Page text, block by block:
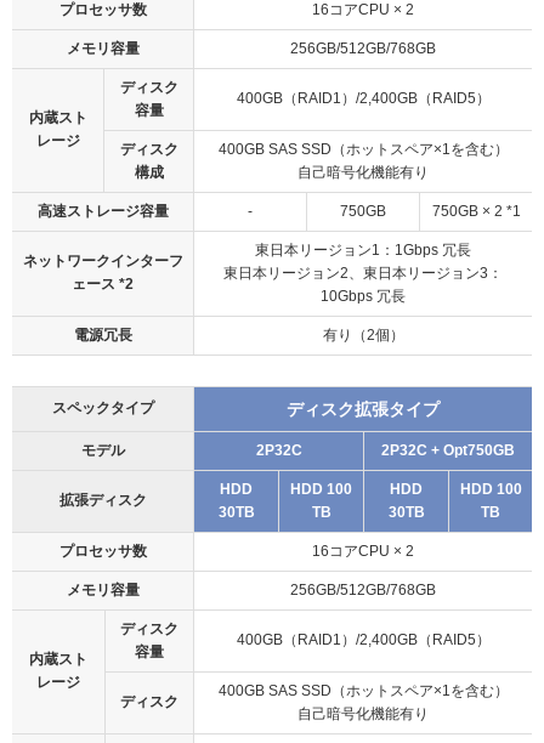
プロセッサ数 16コアCPU × 2
メモリ容量 256GB/512GB/768GB
内蔵スト
レージ
ディスク
容量
400GB（RAID1）/2,400GB（RAID5）
ディスク
構成
400GB SAS SSD （ホットスペア×1を含む）
自己暗号化機能有り
高速ストレージ容量 - 750GB 750GB × 2 *1
ネットワークインターフ
ェース *2
東日本リージョン1：1Gbps 冗長
東日本リージョン2、東日本リージョン3：
10Gbps 冗長
電源冗長 有り（2個）
スペックタイプ ディスク拡張タイプ
モデル 2P32C 2P32C + Opt750GB
拡張ディスク
HDD
30TB
HDD 100
TB
HDD
30TB
HDD 100
TB
プロセッサ数 16コアCPU × 2
メモリ容量 256GB/512GB/768GB
内蔵スト
レージ
ディスク
容量
400GB（RAID1）/2,400GB（RAID5）
ディスク
400GB SAS SSD （ホットスペア×1を含む）
自己暗号化機能有り